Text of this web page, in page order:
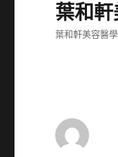
葉和
葉和軒美容醫